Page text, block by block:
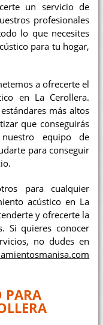
un servicio de
profesionales
lo que necesites
para tu hogar,
a ofrecerte el
en La Cerollera.
más altos
que conseguirás
equipo de
para conseguir
para cualquier
acústico en La
y ofrecerte la
Si quieres conocer
no dudes en
PARA